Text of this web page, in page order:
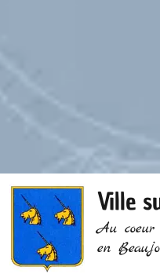
Ville
Au coeur
en